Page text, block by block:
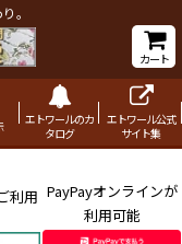
。
カート
エトワールのカ
タログ
エトワール公式
サイト集
利用 PayPayオンラインが
利用可能